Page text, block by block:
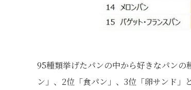
95種類挙げたパンの中から好きなパン
ン」、2位「食パン」、3位「卵サンド